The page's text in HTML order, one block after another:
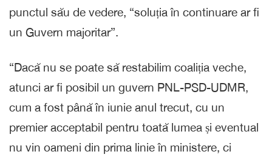
punctul său de vedere, “soluția în continuare ar fi
un Guvern majoritar”.
“Dacă nu se poate să restabilim coaliția veche,
atunci ar fi posibil un guvern PNL-PSD-UDMR,
cum a fost până în iunie anul trecut, cu un
premier acceptabil pentru toată lumea și eventual
nu vin oameni din prima linie în ministere, ci